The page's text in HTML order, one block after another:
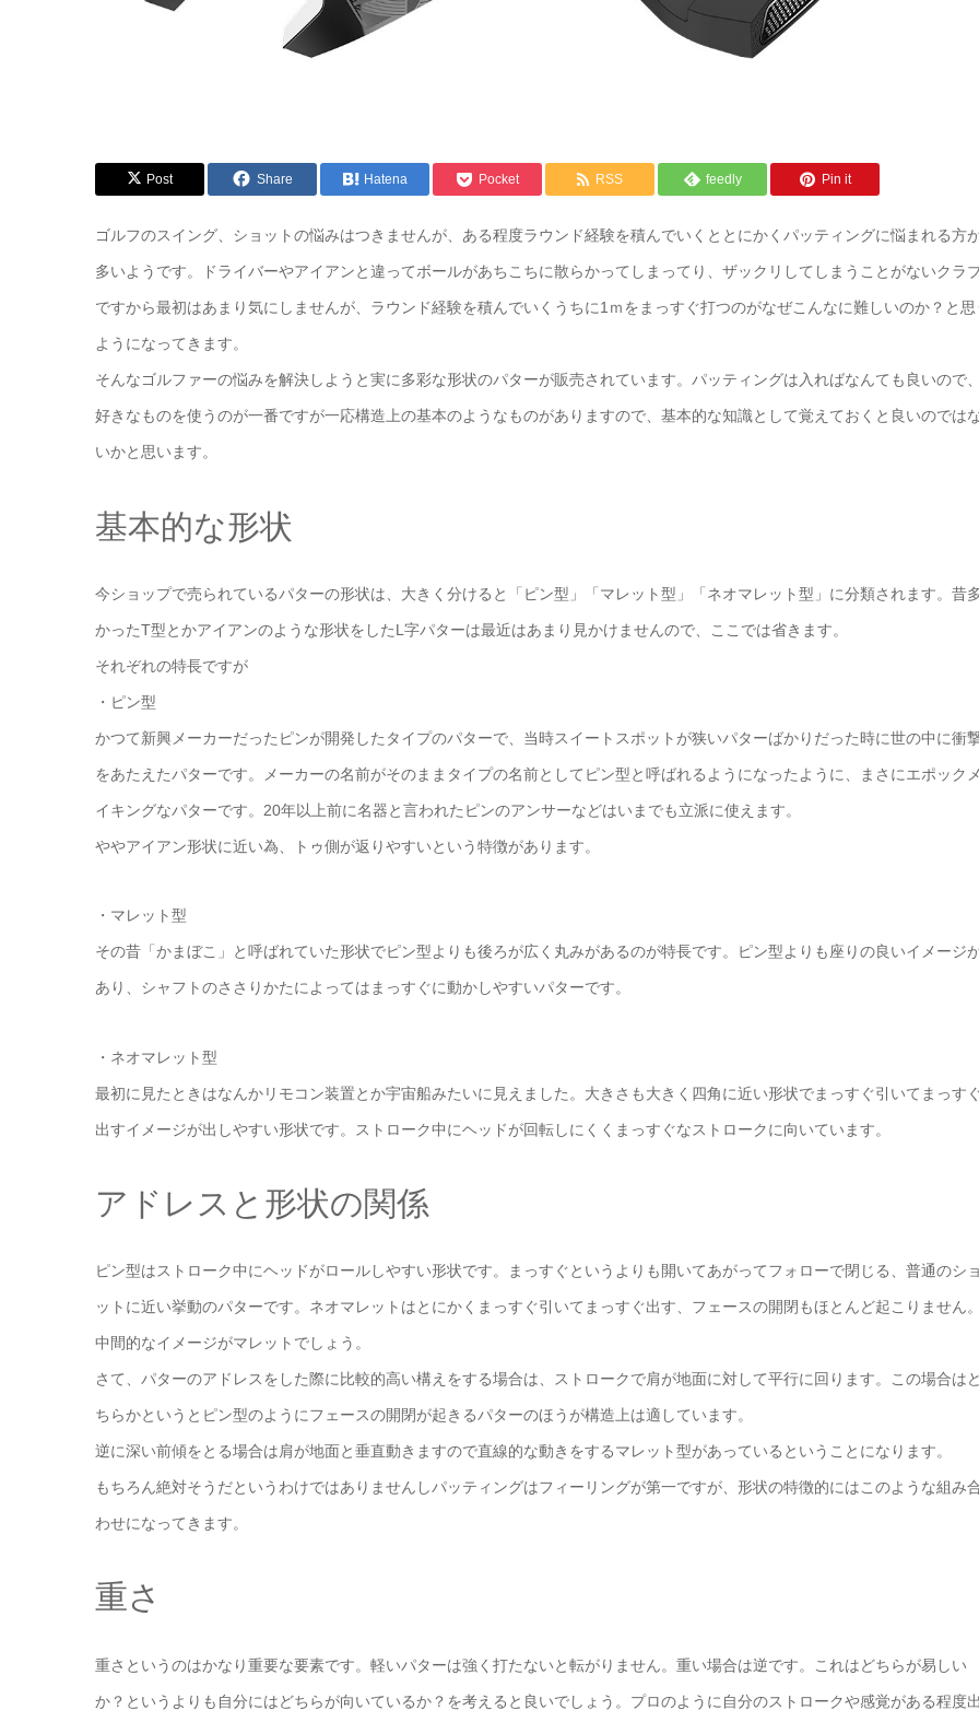
Post Share Hatena Pocket RSS feedly Pin it
ゴルフのスイング、ショットの悩みはつきませんが、ある程度ラウンド経験を積んでいくととにかくパッティングに悩まれる方
多いようです。ドライバーやアイアンと違ってボールがあちこちに散らかってしまってり、ザックリしてしまうことがないクラ
ですから最初はあまり気にしませんが、ラウンド経験を積んでいくうちに1ｍをまっすぐ打つのがなぜこんなに難しいのか？と思
ようになってきます。
そんなゴルファーの悩みを解決しようと実に多彩な形状のパターが販売されています。パッティングは入ればなんても良いので、
好きなものを使うのが一番ですが一応構造上の基本のようなものがありますので、基本的な知識として覚えておくと良いのでは
いかと思います。
基本的な形状
今ショップで売られているパターの形状は、大きく分けると「ピン型」「マレット型」「ネオマレット型」に分類されます。昔
かったT型とかアイアンのような形状をしたL字パターは最近はあまり見かけませんので、ここでは省きます。
それぞれの特長ですが
・ピン型
かつて新興メーカーだったピンが開発したタイプのパターで、当時スイートスポットが狭いパターばかりだった時に世の中に衝
をあたえたパターです。メーカーの名前がそのままタイプの名前としてピン型と呼ばれるようになったように、まさにエポックメ
イキングなパターです。20年以上前に名器と言われたピンのアンサーなどはいまでも立派に使えます。
ややアイアン形状に近い為、トゥ側が返りやすいという特徴があります。
・マレット型
その昔「かまぼこ」と呼ばれていた形状でピン型よりも後ろが広く丸みがあるのが特長です。ピン型よりも座りの良いイメージ
あり、シャフトのささりかたによってはまっすぐに動かしやすいパターです。
・ネオマレット型
最初に見たときはなんかリモコン装置とか宇宙船みたいに見えました。大きさも大きく四角に近い形状でまっすぐ引いてまっす
出すイメージが出しやすい形状です。ストローク中にヘッドが回転しにくくまっすぐなストロークに向いています。
アドレスと形状の関係
ピン型はストローク中にヘッドがロールしやすい形状です。まっすぐというよりも開いてあがってフォローで閉じる、普通のショ
ットに近い挙動のパターです。ネオマレットはとにかくまっすぐ引いてまっすぐ出す、フェースの開閉もほとんど起こりません。
中間的なイメージがマレットでしょう。
さて、パターのアドレスをした際に比較的高い構えをする場合は、ストロークで肩が地面に対して平行に回ります。この場合は
ちらかというとピン型のようにフェースの開閉が起きるパターのほうが構造上は適しています。
逆に深い前傾をとる場合は肩が地面と垂直動きますので直線的な動きをするマレット型があっているということになります。
もちろん絶対そうだというわけではありませんしパッティングはフィーリングが第一ですが、形状の特徴的にはこのような組み
わせになってきます。
重さ
重さというのはかなり重要な要素です。軽いパターは強く打たないと転がりません。重い場合は逆です。これはどちらが易しい
か？というよりも自分にはどちらが向いているか？を考えると良いでしょう。プロのように自分のストロークや感覚がある程度出